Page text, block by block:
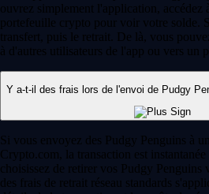
ouvrez simplement l'application, accédez
portefeuille crypto pour voir votre solde.
transfert, puis le retrait. De là, vous
à d'autres utilisateurs de l'app ou vers un
Y a-t-il des frais lors de l'envoi de Pudgy
Si vous envoyez des Pudgy Penguins à
Crypto.com, la transaction est
choisissez de retirer vos Pudgy Penguins
des frais de retrait réseau standards